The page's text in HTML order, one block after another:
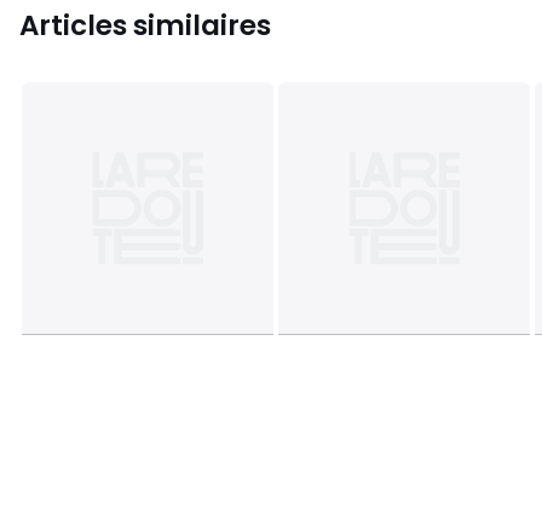
Articles similaires